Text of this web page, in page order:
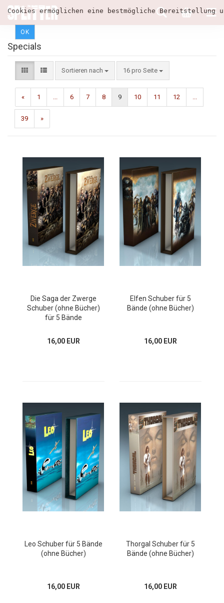
Cookies ermöglichen eine bestmögliche
OK
Specials
Sortieren nach 16 pro Seite
« 1 ... 6 7 8 9 10 11 12 ...
39 »
Die Saga der Zwerge
Schuber (ohne Bücher)
für 5 Bände
16,00 EUR
Elfen Schuber für 5
Bände (ohne Bücher)
16,00 EUR
Leo Schuber für 5 Bände
(ohne Bücher)
16,00 EUR
Thorgal Schuber für 5
Bände (ohne Bücher)
16,00 EUR